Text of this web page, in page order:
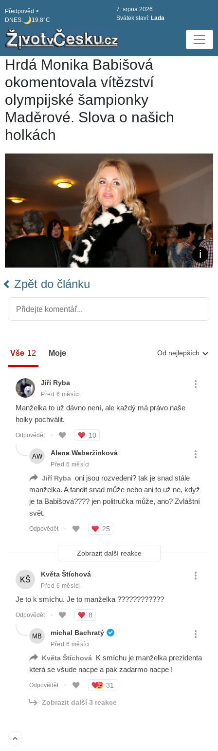
DNES: 19.8°C
Předpověd >
7. srpna 2026
Svátek slaví: Lada
Hrdá Monika Babišová
okomentovala vítězství
olympijské šampionky
Maděrové. Slova o našich
holkách
Zpět do článku